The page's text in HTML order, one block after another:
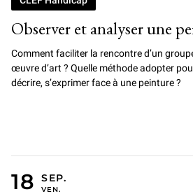
Observer et analyser une
Comment faciliter la rencontre d’un
œuvre d’art ? Quelle méthode adopter
décrire, s’exprimer face à une peinture ?